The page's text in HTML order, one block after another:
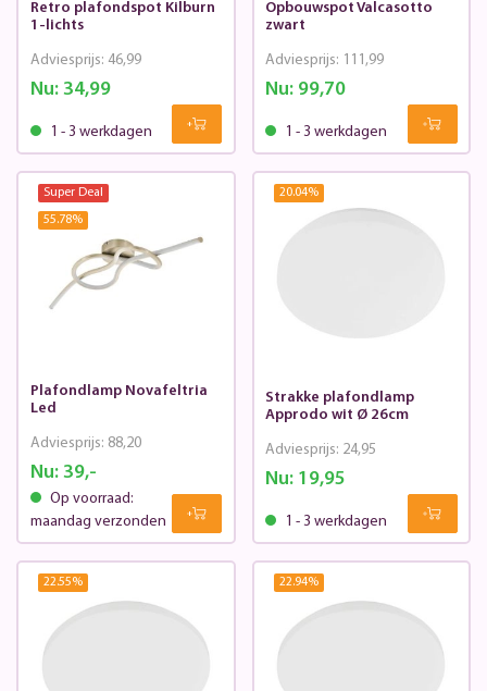
Retro plafondspot Kilburn
1-lichts
Nu:34,99
Adviesprijs: 46,99
1 - 3 werkdagen
Opbouwspot Valcasotto
zwart
Nu: 99,70
Adviesprijs: 111,99
1 - 3 werkdagen
Super Deal
55.78%
Plafondlamp Novafeltria
Led
Nu:39,-
Adviesprijs: 88,20
Op voorraad:
maandag verzonden
20.04%
Strakke plafondlamp
Approdo wit Ø 26cm
Nu: 19,95
Adviesprijs: 24,95
1 - 3 werkdagen
22.55% 22.94%